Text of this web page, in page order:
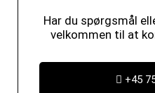
Har du spørgsmål
velkommen til at
+45